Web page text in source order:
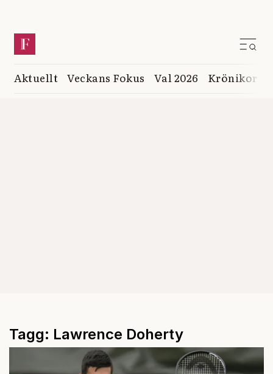
Aktuellt Veckans Fokus Val 2026 Krönikor
Tagg: Lawrence Doherty